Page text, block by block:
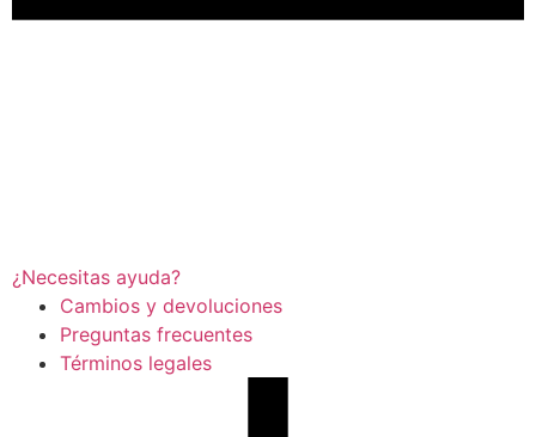
¿Necesitas ayuda?
Cambios y devoluciones
Preguntas frecuentes
Términos legales